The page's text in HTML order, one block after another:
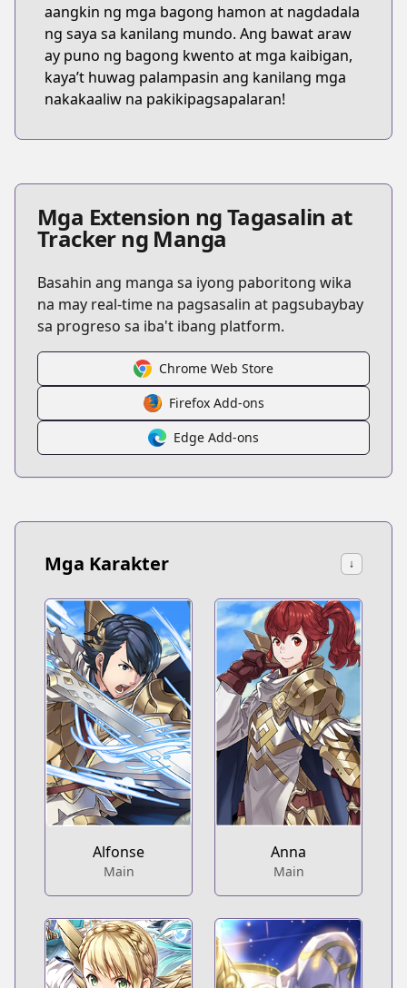
aangkin ng mga bagong hamon at nagdadala
ng saya sa kanilang mundo. Ang bawat araw
ay puno ng bagong kwento at mga kaibigan,
kaya’t huwag palampasin ang kanilang mga
nakakaaliw na pakikipagsapalaran!
Mga Extension ng Tagasalin at
Tracker ng Manga
Basahin ang manga sa iyong paboritong wika
na may real-time na pagsasalin at pagsubaybay
sa progreso sa iba't ibang platform.
Chrome Web Store
Firefox Add-ons
Edge Add-ons
Mga Karakter ↓
Alfonse
Main
Anna
Main